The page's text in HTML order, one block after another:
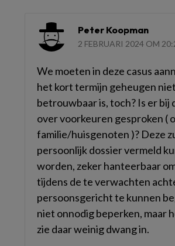
Peter Koopman
2 FEBRUARI 2024 OM
We moeten in deze casus
het kort termijn geheugen niet
betrouwbaar is, toch? Is er bij
over voorkeuren gesproken (
familie/huisgenoten )? Deze
persoonlijk dossier vermeld
worden, zeker hanteerbaar
tijdens de te verwachten
persoonsgericht te kunnen
niet onnodig beperken, maar
zie daar weinig dwang in.